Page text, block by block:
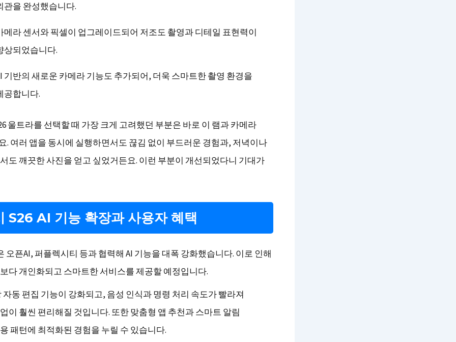
관을 완성했습니다.
메라 센서와 픽셀이 업그레이드되어 저조도 촬영과 디테일 표현력이
상되었습니다.
기반의 새로운 카메라 기능도 추가되어, 더욱 스마트한 촬영 환경을
공합니다.
울트라를 선택할 때 가장 크게 고려했던 부분은 바로 이 램과 카메라
. 여러 앱을 동시에 실행하면서도 끊김 없이 부드러운 경험과, 저녁이나
도 깨끗한 사진을 얻고 싶었거든요. 이런 부분이 개선되었다니 기대가
S26 AI 기능 확장과 사용자 혜택
오픈AI, 퍼플렉시티 등과 협력해 AI 기능을 대폭 강화했습니다. 이로 인해
다 개인화되고 스마트한 서비스를 제공할 예정입니다.
자동 편집 기능이 강화되고, 음성 인식과 명령 처리 속도가 빨라져
이 훨씬 편리해질 것입니다. 또한 맞춤형 앱 추천과 스마트 알림
패턴에 최적화된 경험을 누릴 수 있습니다.